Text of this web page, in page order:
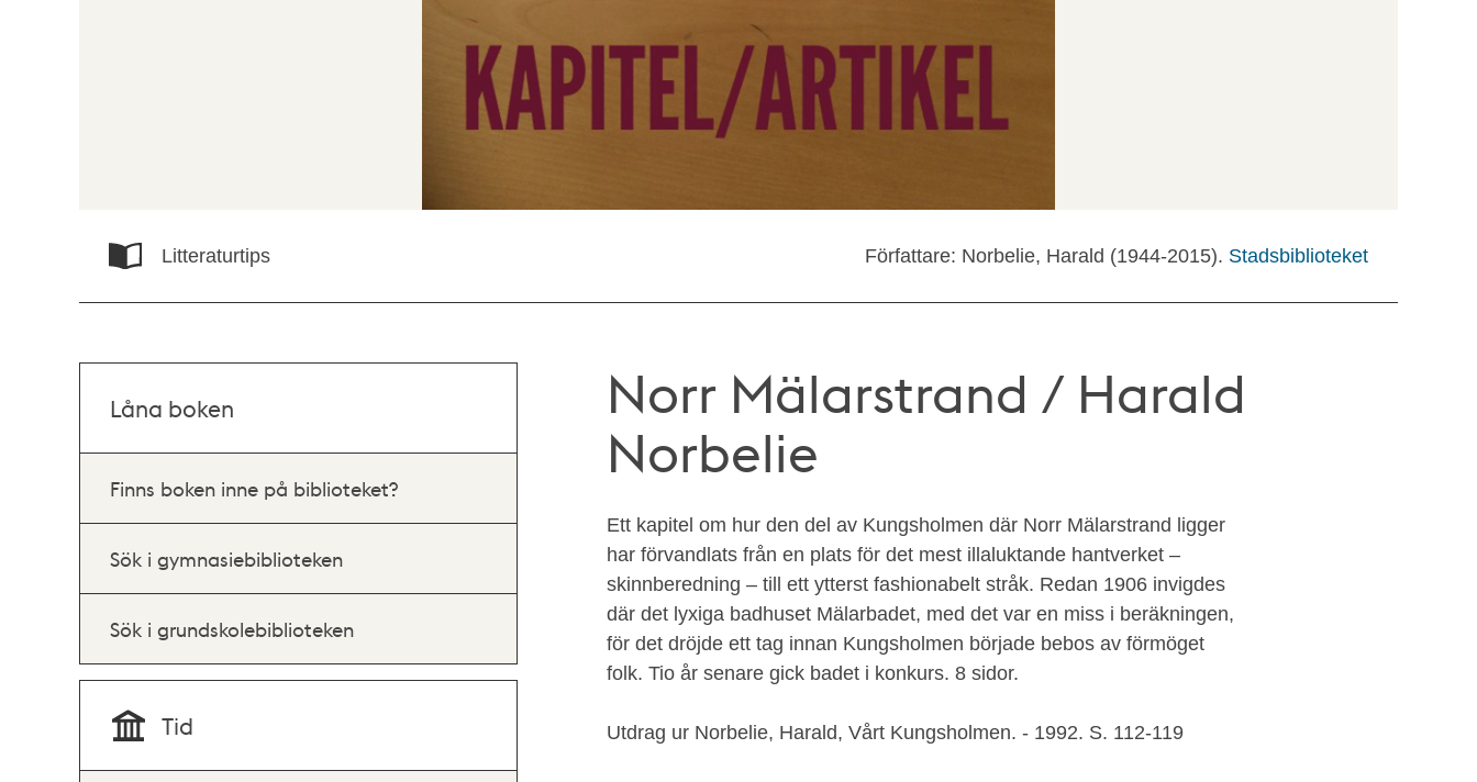
Litteraturtips Författare: Norbelie, Harald (1944-2015). Stadsbiblioteket
Norr Mälarstrand / Harald
Norbelie
Ett kapitel om hur den del av Kungsholmen där Norr Mälarstrand ligger
har förvandlats från en plats för det mest illaluktande hantverket –
skinnberedning – till ett ytterst fashionabelt stråk. Redan 1906 invigdes
där det lyxiga badhuset Mälarbadet, med det var en miss i beräkningen,
för det dröjde ett tag innan Kungsholmen började bebos av förmöget
folk. Tio år senare gick badet i konkurs. 8 sidor.
Utdrag ur Norbelie, Harald, Vårt Kungsholmen. - 1992. S. 112-119
Låna boken
Finns boken inne på biblioteket?
Sök i gymnasiebiblioteken
Sök i grundskolebiblioteken
Tid